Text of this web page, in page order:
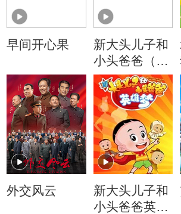
早间开心果
新大头儿子和
小头爸爸（动
画真人情景
剧）
外交风云
新大头儿子和
小头爸爸英雄